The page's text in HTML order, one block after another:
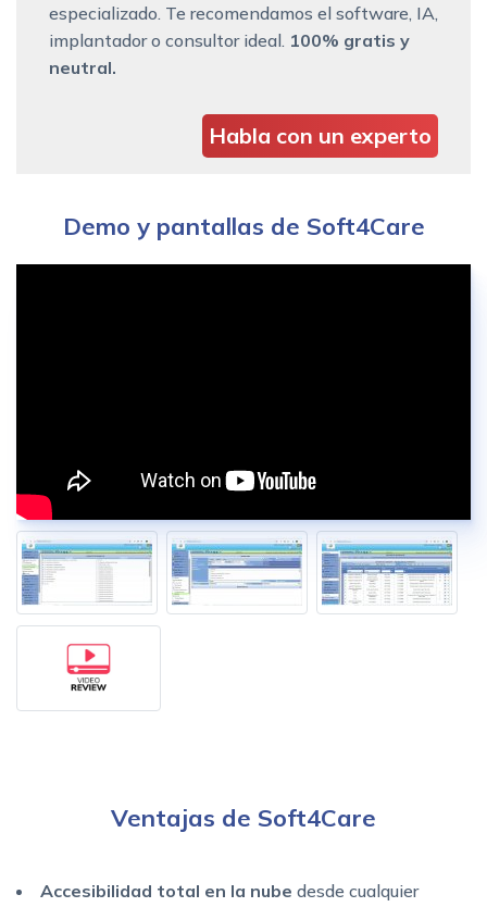
especializado. Te recomendamos el software, IA,
implantador o consultor ideal. 100% gratis y
neutral.
Habla con un experto
Demo y pantallas de Soft4Care
Ventajas de Soft4Care
Accesibilidad total en la nube desde cualquier